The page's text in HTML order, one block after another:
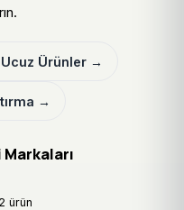
Ürünler →
→
2 ürün